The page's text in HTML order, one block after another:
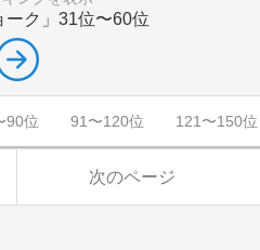
ク」 31位〜60位
90位 91〜120位 121〜150位
次のページ